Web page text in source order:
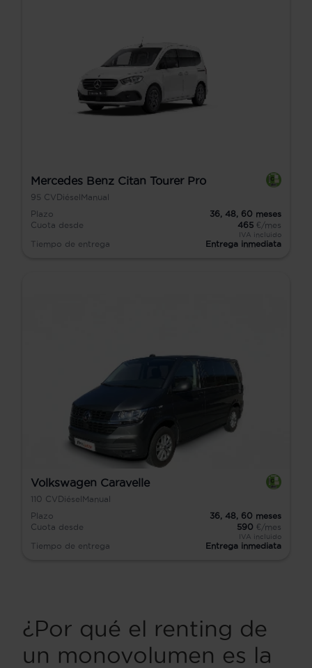
Mercedes Benz Citan Tourer Pro
95 CV Diésel Manual
Plazo
36, 48, 60 meses
Cuota desde
465 €/mes
IVA incluido
Tiempo de entrega Entrega inmediata
Volkswagen Caravelle
110 CVDiéselManual
Plazo
36, 48, 60 meses
Cuota desde
590 €/mes
IVA incluido
Tiempo de entrega Entrega inmediata
¿Por qué el renting de
un monovolumen es la